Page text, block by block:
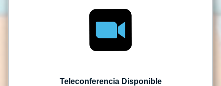
Teleconferencia Disponible